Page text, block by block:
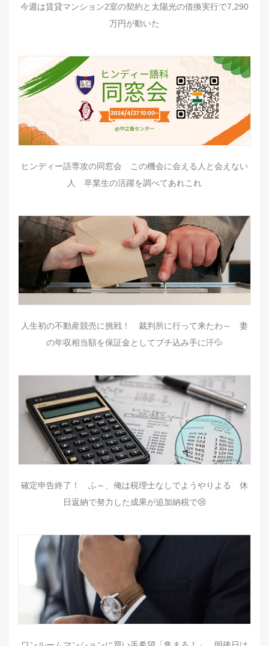
今週は賃貸マンション2室の契約と太陽光の借換実行で7,290
万円が動いた
ヒンディー語専攻の同窓会 この機会に会える人と会えない
人 卒業生の活躍を調べてあれこれ
人生初の不動産競売に挑戦！ 裁判所に行って来たわ～ 妻
の年収相当額を保証金としてブチ込み手に汗💦
確定申告終了！ ふ～、俺は税理士なしでようやりよる 休
日返納で努力した成果が追加納税で😢